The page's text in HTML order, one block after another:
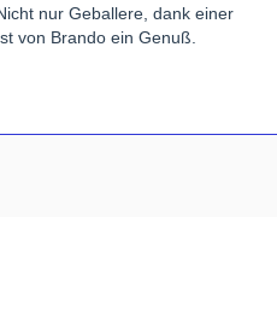
nur Geballere, dank einer
von Brando ein Genuß.